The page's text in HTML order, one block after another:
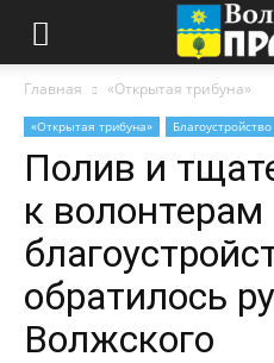
Главная «Открытая трибуна»
«Открытая трибуна» Благоустройство
Полив и
к волонтерам
обратилось
Волжского